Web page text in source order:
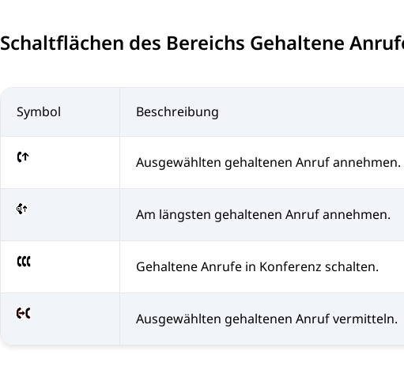
Schaltflächen des Bereichs Gehaltene
Symbol Beschreibung
Ausgewählten gehaltenen Anruf annehmen.
Am längsten gehaltenen Anruf annehmen.
Gehaltene Anrufe in Konferenz schalten.
Ausgewählten gehaltenen Anruf vermitteln.